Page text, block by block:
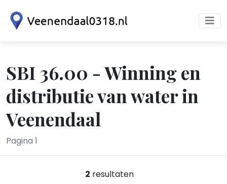
SBI 36.00 - Winning en
distributie van water in
Veenendaal
Pagina 1
2 resultaten